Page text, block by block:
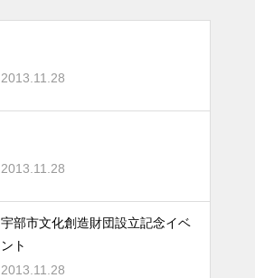
2013.11.28
2013.11.28
宇部市文化創造財団設立記念イベ
ント
2013.11.28